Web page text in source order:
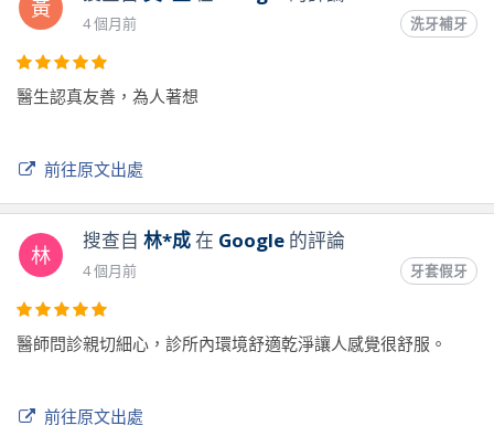
黃
4 個月前 洗牙補牙
醫生認真友善，為人著想
前往原文出處
林
搜查自 林*成在 Google的評論
4 個月前 牙套假牙
醫師問診親切細心，診所內環境舒適乾淨讓人感覺很舒服。
前往原文出處